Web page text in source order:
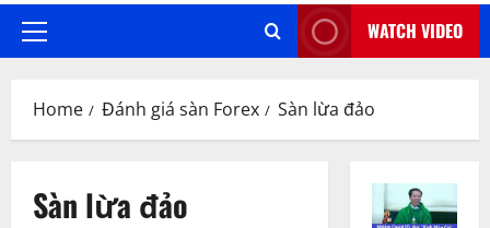
Primary
WATCH VIDEO
Home Đánh giá sàn Forex Sàn lừa đảo
Sàn lừa đảo